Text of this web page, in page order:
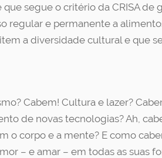
segue o critério da CRISA de
regular e permanente a
a diversidade cultural e que
Cabem! Cultura e lazer?
de novas tecnologias? Ah,
o corpo e a mente? E como
– e amar – em todas as suas